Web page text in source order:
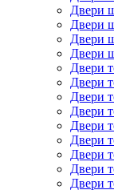
Двери
Двери
Двери
Двери
Двери
Двери
Двери
Двери
Двери
Двери
Двери
Двери
Двери